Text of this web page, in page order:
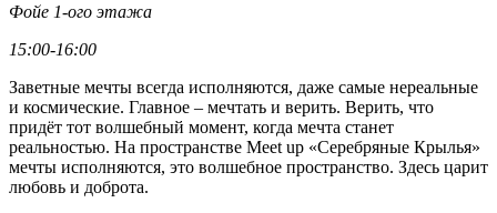
Фойе 1-ого этажа
15:00-16:00
Заветные мечты всегда исполняются, даже самые нереальные
и космические. Главное – мечтать и верить. Верить, что
придёт тот волшебный момент, когда мечта станет
реальностью. На пространстве Meet up «Серебряные Крылья»
мечты исполняются, это волшебное пространство. Здесь царит
любовь и доброта.